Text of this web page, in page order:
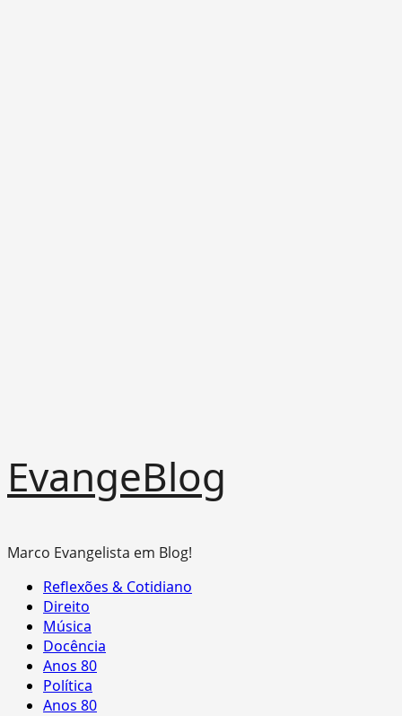
to
content
EvangeBlog
Marco Evangelista em Blog!
Primary
Menu
Reflexões & Cotidiano
Direito
Música
Docência
Anos 80
Política
Anos 80